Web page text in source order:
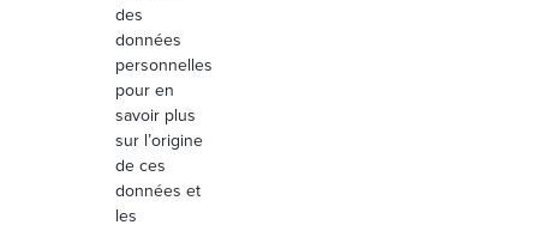
des
données
personnelles
pour en
savoir plus
sur l’origine
de ces
données et
les